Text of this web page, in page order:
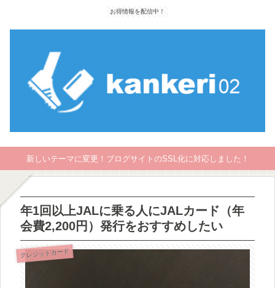
お得情報を配信中！
新しいテーマに変更！ブログサイトのSSL化に対応しました！
年1回以上JALに乗る人にJALカード（年
会費2,200円）発行をおすすめしたい
クレジットカード